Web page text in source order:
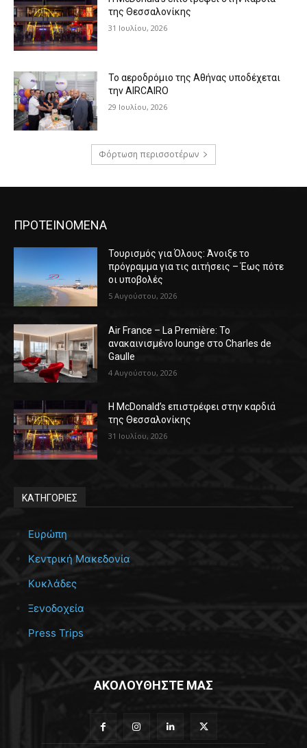
της Θεσσαλονίκης
31 Ιουλίου, 2026
Το αεροδρόμιο της Αθήνας υποδέχεται
την AIRCAIRO
29 Ιουλίου, 2026
Φόρτωση περισσοτέρων
ΠΡΟΤΕΙΝΟΜΕΝΑ
Τουρισμός για Όλους: Άνοιξε το
πρόγραμμα για τις αιτήσεις – Έως πότε
οι υποβολές
5 Αυγούστου, 2026
Air France – La Première: Το
ανακαινισμένο lounge στο Charles de
Gaulle
4 Αυγούστου, 2026
Η McDonald’s επιστρέφει στην καρδιά
της Θεσσαλονίκης
31 Ιουλίου, 2026
ΚΑΤΗΓΟΡΙΕΣ
Ευρώπη
Κεντρική Μακεδονία
Κυκλάδες
Ξενοδοχεία
Press Trips
ΑΚΟΛΟΥΘΗΣΤΕ ΜΑΣ